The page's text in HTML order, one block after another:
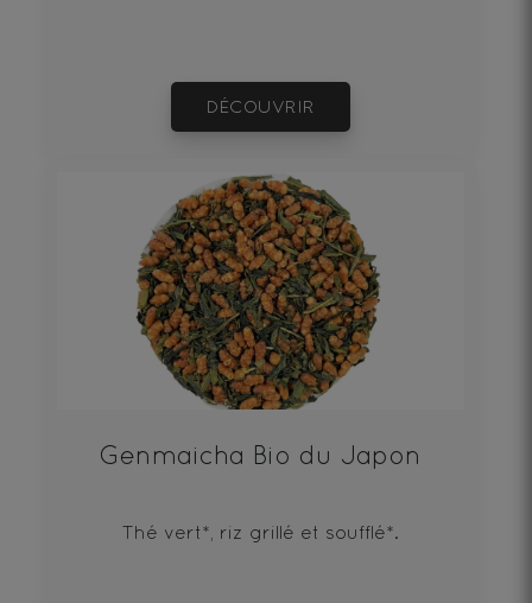
DÉCOUVRIR
Genmaicha Bio du Japon
Thé vert*, riz grillé et soufflé*.